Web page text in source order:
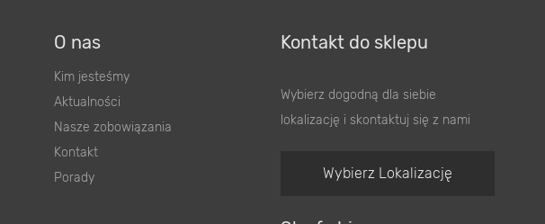
O nas
Kim jesteśmy
Aktualności
Nasze zobowiązania
Kontakt
Porady
Kontakt do sklepu
Wybierz dogodną dla siebie
lokalizację i skontaktuj się z nami
Wybierz Lokalizację